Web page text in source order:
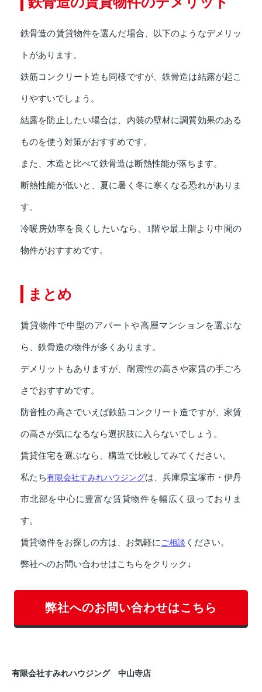
鉄骨造の賃貸物件を選んだ場合、以下のようなデメリッ
トがあります。
鉄筋コンクリート造も同様ですが、鉄骨造は結露が起こ
りやすいでしょう。
結露を防止したい場合は、内装の壁材に調質効果のある
ものを使う対策がおすすめです。
また、木造と比べて鉄骨造は断熱性能が落ちます。
断熱性能が低いと、夏に暑く冬に寒くなる恐れがありま
す。
冷暖房効率を良くしたいなら、1階や最上階より中間の
物件がおすすめです。
まとめ
賃貸物件で中型のアパートや高層マンションを選ぶな
ら、鉄骨造の物件が多くあります。
デメリットもありますが、耐震性の高さや家賃の手ごろ
さでおすすめです。
防音性の高さでいえば鉄筋コンクリート造ですが、家賃
の高さが気になるなら選択肢に入らないでしょう。
賃貸住宅を選ぶなら、構造で比較してみてください。
私たち有限会社すみれハウジングは、兵庫県宝塚市・伊丹
市北部を中心に豊富な賃貸物件を幅広く扱っておりま
す。
賃貸物件をお探しの方は、お気軽に ご相談 ください。
弊社へのお問い合わせはこちらをクリック↓
弊社へのお問い合わせはこちら
有限会社すみれハウジング 中山寺店